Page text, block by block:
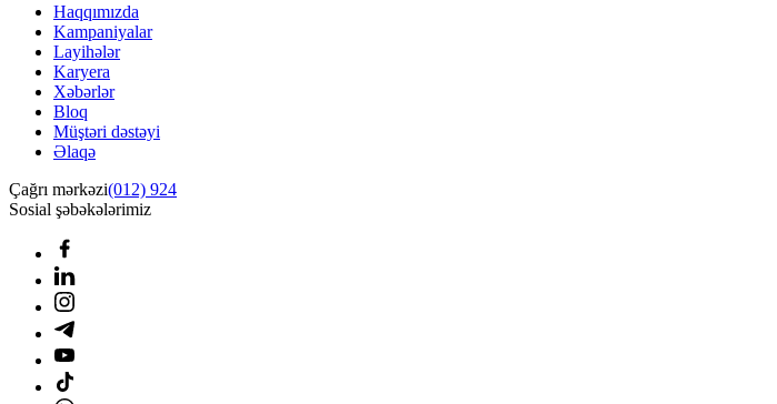
Haqqımızda
Kampaniyalar
Layihələr
Karyera
Xəbərlər
Bloq
Müştəri dəstəyi
Əlaqə
Çağrı mərkəzi(012) 924
Sosial şəbəkələrimiz